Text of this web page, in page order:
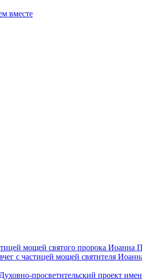
вместе
мощей святого пророка Иоанна
с частицей мощей святителя
Духовно-просветительский проект